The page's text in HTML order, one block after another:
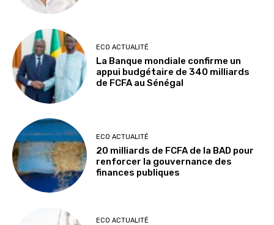
ECO ACTUALITÉ
La Banque mondiale confirme un
appui budgétaire de 340 milliards
de FCFA au Sénégal
ECO ACTUALITÉ
20 milliards de FCFA de la BAD pour
renforcer la gouvernance des
finances publiques
ECO ACTUALITÉ